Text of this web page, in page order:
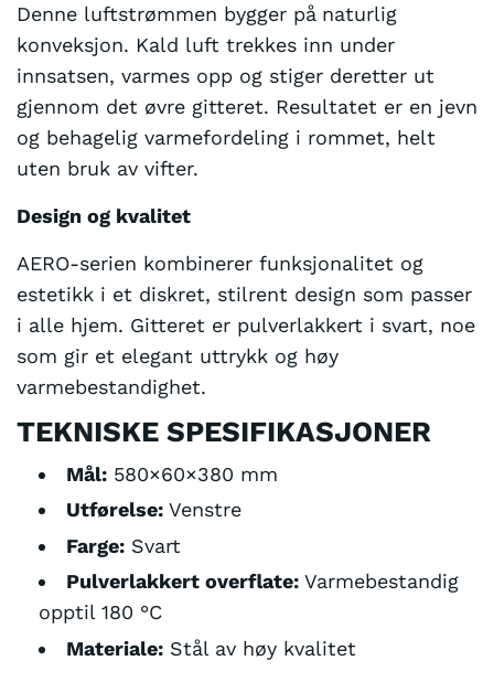
Denne luftstrømmen bygger på naturlig
konveksjon. Kald luft trekkes inn under
innsatsen, varmes opp og stiger deretter ut
gjennom det øvre gitteret. Resultatet er en jevn
og behagelig varmefordeling i rommet, helt
uten bruk av vifter.
Design og kvalitet
AERO-serien kombinerer funksjonalitet og
estetikk i et diskret, stilrent design som passer
i alle hjem. Gitteret er pulverlakkert i svart, noe
som gir et elegant uttrykk og høy
varmebestandighet.
TEKNISKE SPESIFIKASJONER
Mål: 580×60×380 mm
Utførelse: Venstre
Farge: Svart
Pulverlakkert overflate: Varmebestandig
opptil 180 °C
Materiale: Stål av høy kvalitet